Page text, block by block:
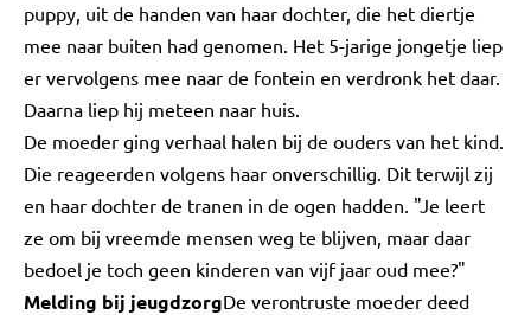
puppy, uit de handen van haar dochter, die het diertje
mee naar buiten had genomen. Het 5-jarige jongetje liep
er vervolgens mee naar de fontein en verdronk het daar.
Daarna liep hij meteen naar huis.
De moeder ging verhaal halen bij de ouders van het kind.
Die reageerden volgens haar onverschillig. Dit terwijl zij
en haar dochter de tranen in de ogen hadden. "Je leert
ze om bij vreemde mensen weg te blijven, maar daar
bedoel je toch geen kinderen van vijf jaar oud mee?"
Melding bij jeugdzorgDe verontruste moeder deed